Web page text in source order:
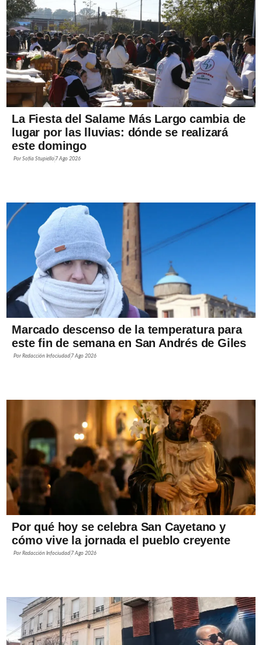
La Fiesta del Salame Más Largo cambia de
lugar por las lluvias: dónde se realizará
este domingo
PorSofía Stupiello 7 Ago 2026
Marcado descenso de la temperatura para
este fin de semana en San Andrés de Giles
PorRedacción Infociudad 7 Ago 2026
Por qué hoy se celebra San Cayetano y
cómo vive la jornada el pueblo creyente
PorRedacción Infociudad 7 Ago 2026